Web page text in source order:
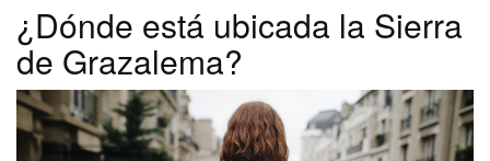
¿Dónde está ubicada la Sierra
de Grazalema?